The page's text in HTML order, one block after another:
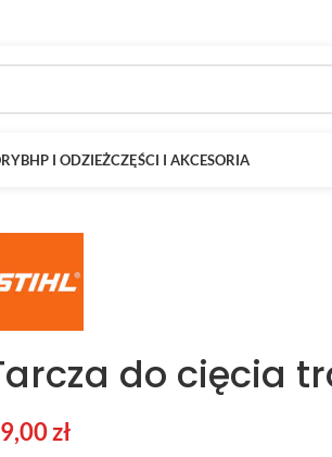
BHP I ODZIEŻCZĘŚCI I AKCESORIA
do cięcia
zł